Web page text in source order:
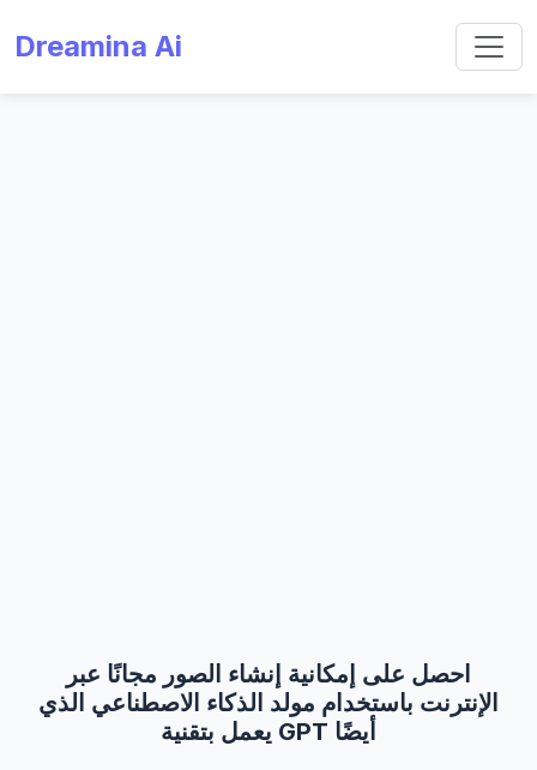
Dreamina Ai
احصل على إمكانية إنشاء الصور مجانًا عبر
الإنترنت باستخدام مولد الذكاء الاصطناعي الذي
يعمل بتقنية GPT أيضًا